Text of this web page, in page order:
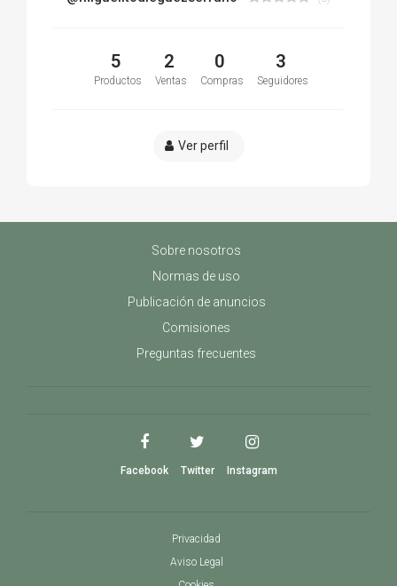
5
Productos
2
Ventas
0
Compras
3
Seguidores
Ver perfil
Sobre nosotros
Normas de uso
Publicación de anuncios
Comisiones
Preguntas frecuentes
Facebook Twitter Instagram
Privacidad
Aviso Legal